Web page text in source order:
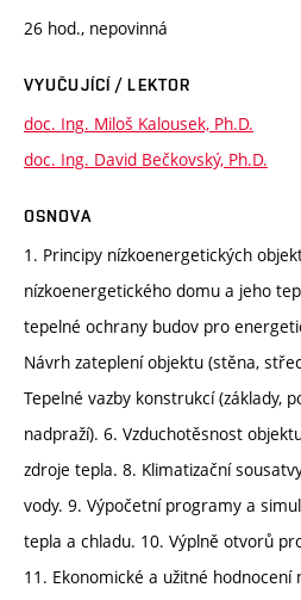
26 hod., nepovinná
VYUČUJÍCÍ / LEKTOR
doc. Ing. Miloš Kalousek, Ph.D.
doc. Ing. David Bečkovský, Ph.D.
OSNOVA
1. Principy nízkoenergetických
nízkoenergetického domu a jeho
tepelné ochrany budov pro
Návrh zateplení objektu (stěna,
Tepelné vazby konstrukcí (základy,
nadpraží). 6. Vzduchotěsnost
zdroje tepla. 8. Klimatizační
vody. 9. Výpočetní programy a
tepla a chladu. 10. Výplně otvorů
11. Ekonomické a užitné